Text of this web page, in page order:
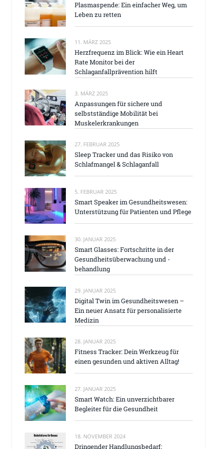
Plasmaspende: Ein einfacher Weg, um
Leben zu retten
11. MÄRZ 2025
Herzfrequenz im Blick: Wie ein Heart
Rate Monitor bei der
Schlaganfallprävention hilft
3. MÄRZ 2025
Anpassungen für sichere und
selbstständige Mobilität bei
Muskelerkrankungen
27. FEBRUAR 2025
Sleep Tracker und das Risiko von
Schlafmangel & Schlaganfall
5. FEBRUAR 2025
Smart Speaker im Gesundheitswesen:
Unterstützung für Patienten und Pflege
30. JANUAR 2025
Smart Glasses: Fortschritte in der
Gesundheitsüberwachung und -
behandlung
29. JANUAR 2025
Digital Twin im Gesundheitswesen –
Ein neuer Ansatz für personalisierte
Medizin
28. JANUAR 2025
Fitness Tracker: Dein Werkzeug für
einen gesunden und aktiven Alltag!
27. JANUAR 2025
Smart Watch: Ein unverzichtbarer
Begleiter für die Gesundheit
18. NOVEMBER 2024
Dringender Handlungsbedarf: